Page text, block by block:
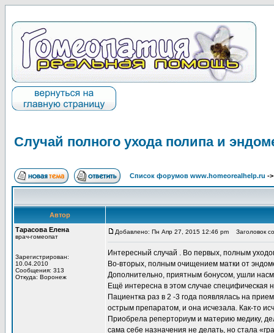
Случай полного ухода полипа и
Список форумов www.homeorealhelp.ru -
Автор
Тарасова Елена
врач-гомеопат
Зарегистрирован:
10.04.2010
Сообщения: 313
Откуда: Воронеж
Добавлено: Пн Апр 27, 2015 12:46 pm Заголовок
Интересный случай . Во первых, полным
Во-вторых, полным очищением матки от
Дополнительно, приятным бонусом, ушли
Ещё интересна в этом случае специфическая
Пациентка раз в 2 -3 года появлялась на
острым препаратом, и она исчезала. Как-то
Приобрела реперториум и материю медику,
сама себе назначения не делать, но стала